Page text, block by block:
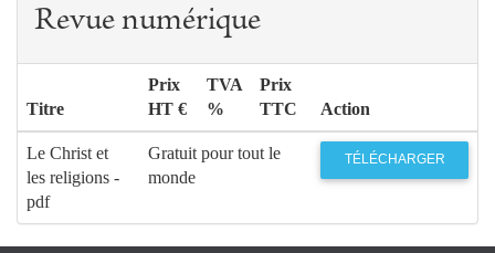
Revue numérique
Titre
Prix
HT €
TVA
%
Prix
TTC
Action
Le Christ et
les religions -
pdf
Gratuit pour tout le
monde
TÉLÉCHARGER